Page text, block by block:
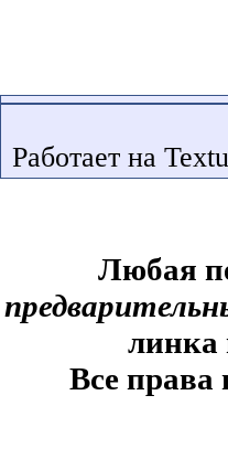
Работает на
Любая
линка
Все права